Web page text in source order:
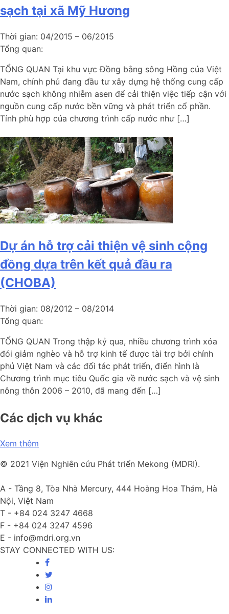
sạch tại xã Mỹ Hương
Thời gian: 04/2015 – 06/2015
Tổng quan:
TỔNG QUAN Tại khu vực Đồng bằng sông Hồng của Việt
Nam, chính phủ đang đầu tư xây dựng hệ thống cung cấp
nước sạch không nhiễm asen để cải thiện việc tiếp cận với
nguồn cung cấp nước bền vững và phát triển cổ phần.
Tính phù hợp của chương trình cấp nước như […]
Dự án hỗ trợ cải thiện vệ sinh cộng
đồng dựa trên kết quả đầu ra
(CHOBA)
Thời gian: 08/2012 – 08/2014
Tổng quan:
TỔNG QUAN Trong thập kỷ qua, nhiều chương trình xóa
đói giảm nghèo và hỗ trợ kinh tế được tài trợ bởi chính
phủ Việt Nam và các đối tác phát triển, điển hình là
Chương trình mục tiêu Quốc gia về nước sạch và vệ sinh
nông thôn 2006 – 2010, đã mang đến […]
Các dịch vụ khác
Xem thêm
© 2021 Viện Nghiên cứu Phát triển Mekong (MDRI).
A - Tầng 8, Tòa Nhà Mercury, 444 Hoàng Hoa Thám, Hà
Nội, Việt Nam
T - +84 024 3247 4668
F - +84 024 3247 4596
E - info@mdri.org.vn
STAY CONNECTED WITH US: